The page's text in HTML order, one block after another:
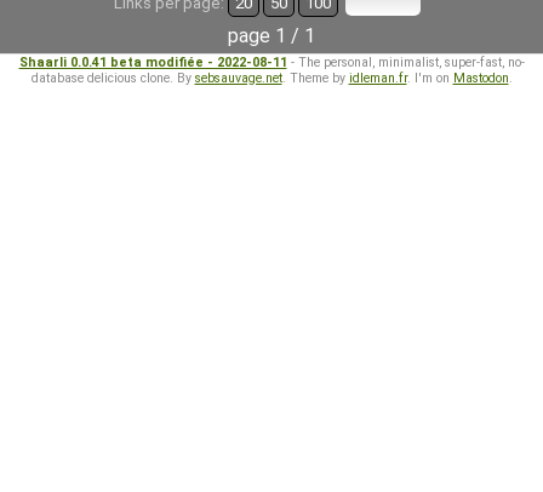
page 1 / 1
Shaarli 0.0.41 beta modifiée - 2022-08-11 - The personal, minimalist, super-fast, no-
database delicious clone. By sebsauvage.net. Theme by idleman.fr. I'm on Mastodon.